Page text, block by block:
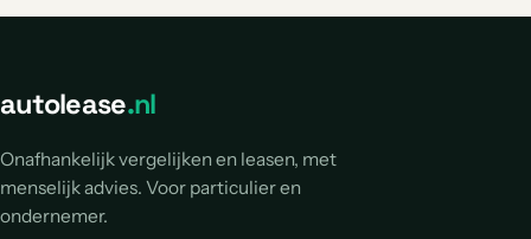
autolease.nl
Onafhankelijk vergelijken en leasen, met
menselijk advies. Voor particulier en
ondernemer.